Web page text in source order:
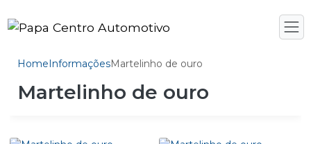
HomeInformaçõesMartelinho de ouro
Martelinho de ouro